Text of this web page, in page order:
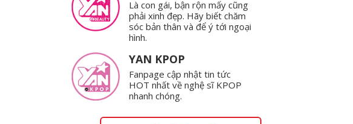
Là con gái, bận rộn mấy cũng
phải xinh đẹp. Hãy biết chăm
sóc bản thân và để ý tới ngoại
hình.
YAN KPOP
Fanpage cập nhật tin tức
HOT nhất về nghệ sĩ KPOP
nhanh chóng.